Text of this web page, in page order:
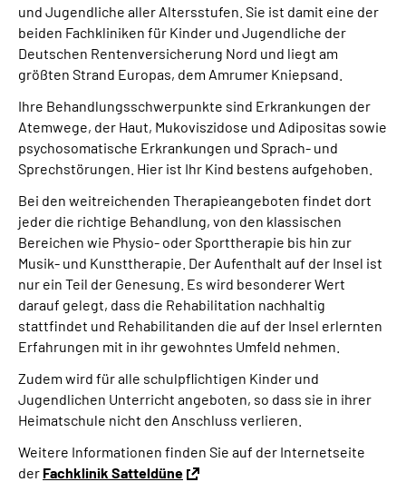
und Jugendliche aller Altersstufen. Sie ist damit eine der
beiden Fachkliniken für Kinder und Jugendliche der
Deutschen Rentenversicherung Nord und liegt am
größten Strand Europas, dem Amrumer Kniepsand.
Ihre Behandlungsschwerpunkte sind Erkrankungen der
Atemwege, der Haut, Mukoviszidose und Adipositas sowie
psychosomatische Erkrankungen und Sprach- und
Sprechstörungen. Hier ist Ihr Kind bestens aufgehoben.
Bei den weitreichenden Therapieangeboten findet dort
jeder die richtige Behandlung, von den klassischen
Bereichen wie Physio- oder Sporttherapie bis hin zur
Musik- und Kunsttherapie. Der Aufenthalt auf der Insel ist
nur ein Teil der Genesung. Es wird besonderer Wert
darauf gelegt, dass die Rehabilitation nachhaltig
stattfindet und Rehabilitanden die auf der Insel erlernten
Erfahrungen mit in ihr gewohntes Umfeld nehmen.
Zudem wird für alle schulpflichtigen Kinder und
Jugendlichen Unterricht angeboten, so dass sie in ihrer
Heimatschule nicht den Anschluss verlieren.
Weitere Informationen finden Sie auf der Internetseite
der Fachklinik Satteldüne